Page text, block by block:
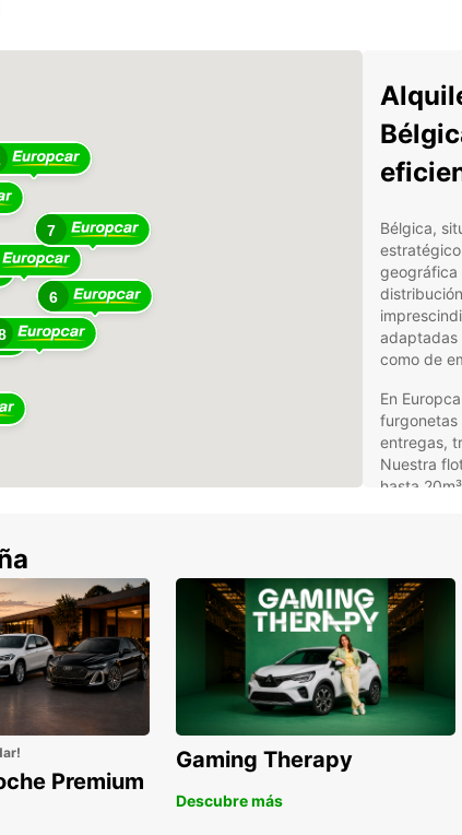
7
6
Bélgica,
geográfica
adaptadas
como de
En
furgonetas
entregas,
Nuestra
hasta
Nuestro
movilidad
opciones
Alquiler
Premium
Gaming Therapy
Descubre más